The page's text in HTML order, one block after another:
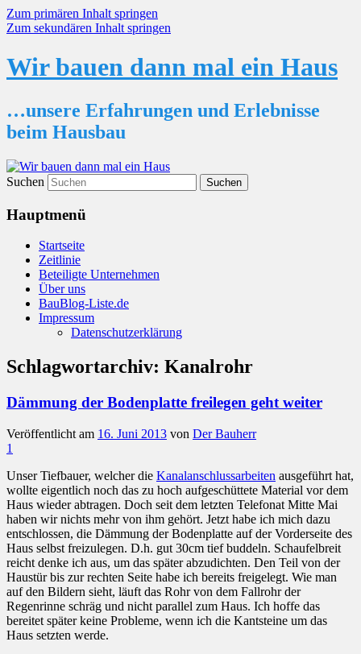
Zum primären Inhalt springen
Zum sekundären Inhalt springen
Wir bauen dann mal ein Haus
…unsere Erfahrungen und Erlebnisse
beim Hausbau
Suchen
Hauptmenü
Startseite
Zeitlinie
Beteiligte Unternehmen
Über uns
BauBlog-Liste.de
Impressum
Datenschutzerklärung
Schlagwortarchiv: Kanalrohr
Dämmung der Bodenplatte freilegen geht weiter
Veröffentlicht am 16. Juni 2013 von Der Bauherr
1
Unser Tiefbauer, welcher die Kanalanschlussarbeiten ausgeführt hat,
wollte eigentlich noch das zu hoch aufgeschüttete Material vor dem
Haus wieder abtragen. Doch seit dem letzten Telefonat Mitte Mai
haben wir nichts mehr von ihm gehört. Jetzt habe ich mich dazu
entschlossen, die Dämmung der Bodenplatte auf der Vorderseite des
Haus selbst freizulegen. D.h. gut 30cm tief buddeln. Schaufelbreit
reicht denke ich aus, um das später abzudichten. Den Teil von der
Haustür bis zur rechten Seite habe ich bereits freigelegt. Wie man
auf den Bildern sieht, läuft das Rohr von dem Fallrohr der
Regenrinne schräg und nicht parallel zum Haus. Ich hoffe das
bereitet später keine Probleme, wenn ich die Kantsteine um das
Haus setzten werde.